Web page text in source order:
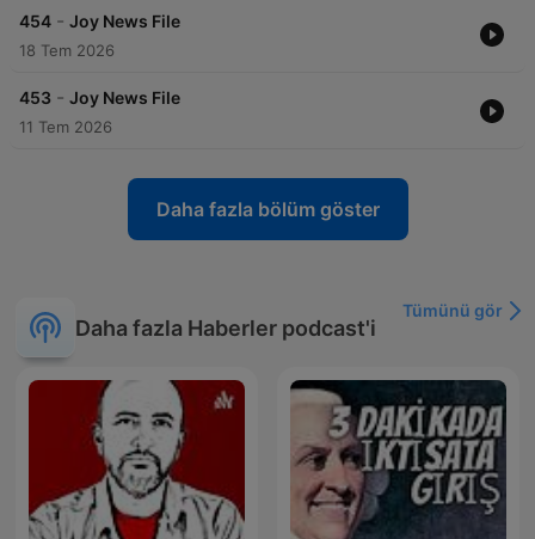
454 - Joy News File
18 Tem 2026
453 - Joy News File
11 Tem 2026
Daha fazla bölüm göster
Daha fazla Haberler podcast'i
Tümünü gör